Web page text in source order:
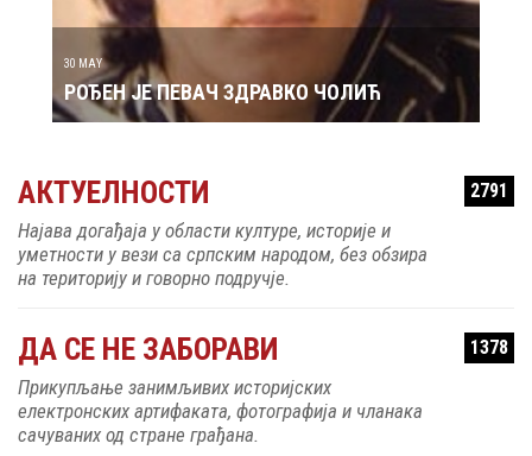
30 MAY
РОЂЕН ЈЕ ПЕВАЧ ЗДРАВКО ЧОЛИЋ
АКТУЕЛНОСТИ 2791
Најава догађаја у области културе, историје и
уметности у вези са српским народом, без обзира
на територију и говорно подручје.
ДА СЕ НЕ ЗАБОРАВИ 1378
Прикупљање занимљивих историјских
електронских артифаката, фотографија и чланака
сачуваних од стране грађана.